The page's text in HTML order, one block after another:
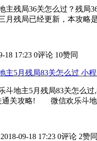
残局36关怎么过？残局36
残局已经更新，本攻略
18 17:23 0评论 10赞同
主5月残局83关怎么过 小
地主5月残局83关怎么过,
通关攻略! 微信欢乐斗
2018-09-18 17:23 0评论 2赞同